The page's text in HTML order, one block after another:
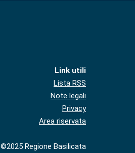
Link utili
Lista RSS
Note legali
Privacy
Area riservata
©2025 Regione Basilicata